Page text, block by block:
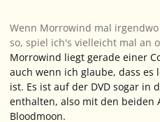
Wenn Morrowind mal
so, spiel ich's vielleicht mal an
Morrowind liegt gerade einer
auch wenn ich glaube, dass
ist. Es ist auf der DVD sogar in
enthalten, also mit den beiden
Bloodmoon.